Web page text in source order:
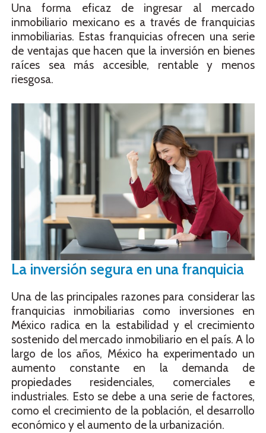
Una forma eficaz de ingresar al mercado
inmobiliario mexicano es a través de franquicias
inmobiliarias. Estas franquicias ofrecen una serie
de ventajas que hacen que la inversión en bienes
raíces sea más accesible, rentable y menos
riesgosa.
La inversión segura en una franquicia
Una de las principales razones para considerar las
franquicias inmobiliarias como inversiones en
México radica en la estabilidad y el crecimiento
sostenido del mercado inmobiliario en el país. A lo
largo de los años, México ha experimentado un
aumento constante en la demanda de
propiedades residenciales, comerciales e
industriales. Esto se debe a una serie de factores,
como el crecimiento de la población, el desarrollo
económico y el aumento de la urbanización.